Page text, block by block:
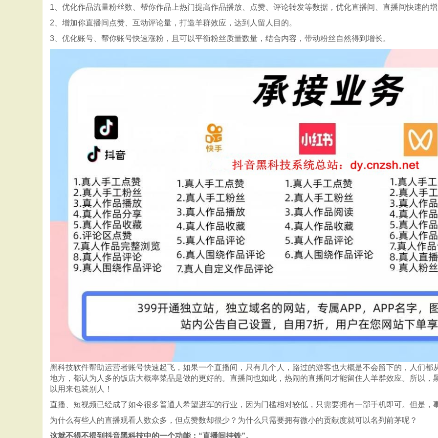
1、优化作品流量粉丝数、帮你作品上热门提高作品播放、点赞、评论转发等数据，优化直播间、直播间快速的
2、增加你直播间点赞、互动评论量，打造羊群效应，达到人留人目的。
3、优化账号、帮你账号快速涨粉，且可以平衡粉丝质量数量，结合内容，带动粉丝自然得到增长。
黑科技软件帮助运营者账号快速起飞，如果一个直播间，只有几个人，路过的游客也大概是不会留下的，人们
地方，都认为人多的饭店大概率菜品是做的更好的。直播间也如此，热闹的直播间才能留住人羊群效应。所以
以用来包装别人！
直播、短视频已经成了如今很多普通人希望进军的行业，因为门槛相对较低，只需要拥有一部手机即可。但是，
为什么有些人的直播观看人数众多，但点赞数却很少？为什么只需要拥有微小的贡献度就可以名列前茅呢？
这就不得不提到抖音黑科技中的一个功能：“直播间挂铁”。